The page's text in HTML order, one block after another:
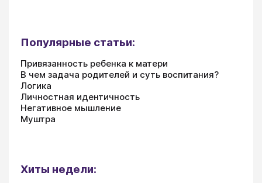
Популярные статьи:
Привязанность ребенка к матери
В чем задача родителей и суть воспитания?
Логика
Личностная идентичность
Негативное мышление
Муштра
Хиты недели: